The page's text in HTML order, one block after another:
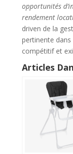
opportunités
rendement
driven de la
pertinente
compétitif et
Articles